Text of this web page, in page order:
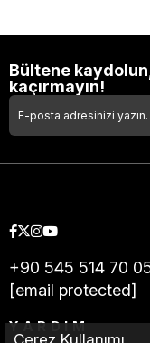
Bültene
kaçırmayın!
+90 545 514 70
[email protected]
YARDIM
Çerez Kullanımı